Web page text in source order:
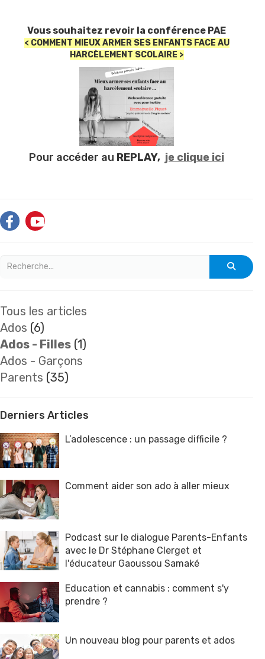
Vous souhaitez revoir la conférence PAE
< COMMENT MIEUX ARMER SES ENFANTS FACE AU
HARCÈLEMENT SCOLAIRE >
Pour accéder au REPLAY, je clique ici
Tous les articles
Ados (6)
Ados - Filles (1)
Ados - Garçons
Parents (35)
Derniers Articles
L’adolescence : un passage difficile ?
Comment aider son ado à aller mieux
Podcast sur le dialogue Parents-Enfants
avec le Dr Stéphane Clerget et
l'éducateur Gaoussou Samaké
Education et cannabis : comment s'y
prendre ?
Un nouveau blog pour parents et ados